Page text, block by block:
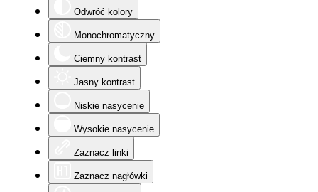
Odwróć kolory
Monochromatyczny
Ciemny kontrast
Jasny kontrast
Niskie nasycenie
Wysokie nasycenie
Zaznacz linki
Zaznacz nagłówki